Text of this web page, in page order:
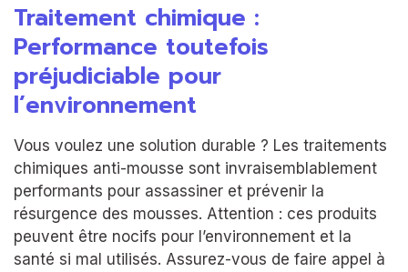
Traitement chimique :
Performance toutefois
préjudiciable pour
l’environnement
Vous voulez une solution durable ? Les traitements
chimiques anti-mousse sont invraisemblablement
performants pour assassiner et prévenir la
résurgence des mousses. Attention : ces produits
peuvent être nocifs pour l’environnement et la
santé si mal utilisés. Assurez-vous de faire appel à